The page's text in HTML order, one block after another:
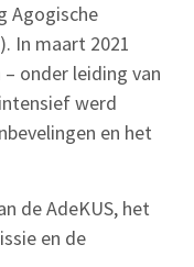
Agogische
In maart 2021
onder leiding van
werd
en het
de AdeKUS, het
en de